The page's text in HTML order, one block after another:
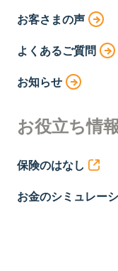
お客さまの声
よくあるご質問
お知らせ
お役立ち情報
保険のはなし
お金のシミュレー